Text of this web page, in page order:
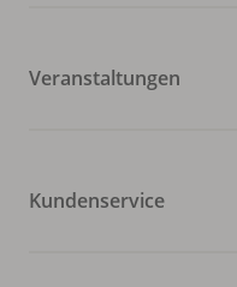
Veranstaltungen
Kundenservice